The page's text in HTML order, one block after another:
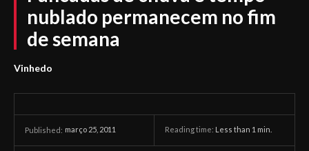
nublado permanecem no fim
de semana
Vinhedo
Published: março 25, 2011 Reading time: Less than 1 min.